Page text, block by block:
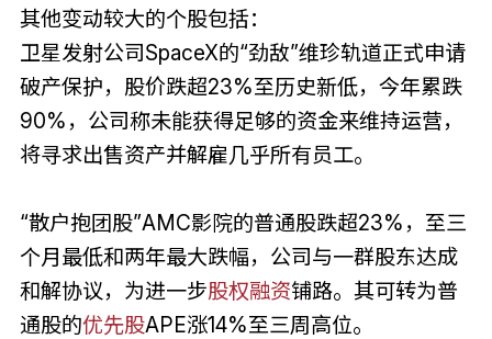
其他变动较大的个股包括：
卫星发射公司SpaceX的“劲敌”维珍轨道正式申请
破产保护，股价跌超23%至历史新低，今年累跌
90%，公司称未能获得足够的资金来维持运营，
将寻求出售资产并解雇几乎所有员工。
“散户抱团股”AMC影院的普通股跌超23%，至三
个月最低和两年最大跌幅，公司与一群股东达成
和解协议，为进一步股权融资铺路。其可转为普
通股的优先股APE涨14%至三周高位。